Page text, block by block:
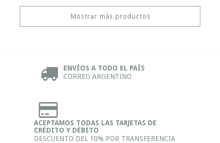
Mostrar más productos
ENVÍOS A TODO EL PAÍS
CORREO ARGENTINO
ACEPTAMOS TODAS LAS TARJETAS DE
CRÉDITO Y DÉBITO
DESCUENTO DEL 10% POR TRANSFERENCIA